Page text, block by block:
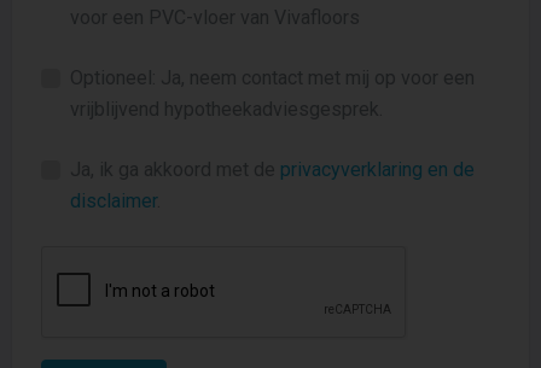
voor een PVC-vloer van Vivafloors
Optioneel: Ja, neem contact met mij op voor een
vrijblijvend hypotheekadviesgesprek.
Ja, ik ga akkoord met de privacyverklaring en de
disclaimer.